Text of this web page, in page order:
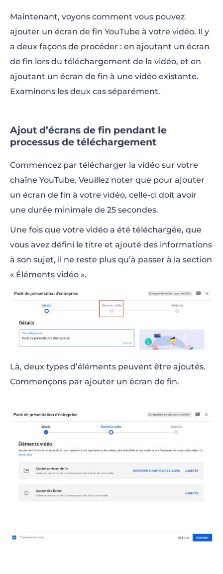
Maintenant, voyons comment vous pouvez
ajouter un écran de fin YouTube à votre vidéo. Il y
a deux façons de procéder : en ajoutant un écran
de fin lors du téléchargement de la vidéo, et en
ajoutant un écran de fin à une vidéo existante.
Examinons les deux cas séparément.
Ajout d’écrans de fin pendant le
processus de téléchargement
Commencez par télécharger la vidéo sur votre
chaîne YouTube. Veuillez noter que pour ajouter
un écran de fin à votre vidéo, celle-ci doit avoir
une durée minimale de 25 secondes.
Une fois que votre vidéo a été téléchargée, que
vous avez défini le titre et ajouté des informations
à son sujet, il ne reste plus qu’à passer à la section
« Éléments vidéo ».
Là, deux types d’éléments peuvent être ajoutés.
Commençons par ajouter un écran de fin.